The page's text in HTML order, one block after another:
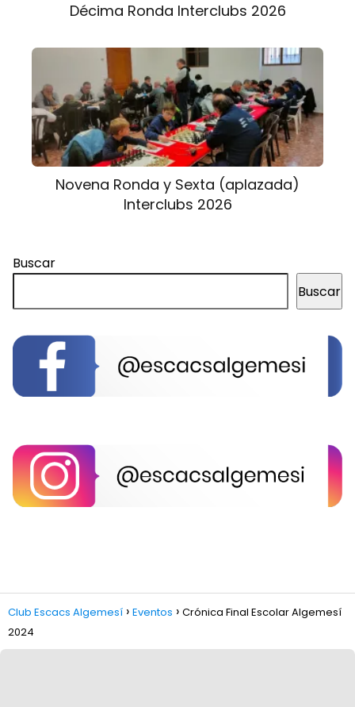
Décima Ronda Interclubs 2026
Novena Ronda y Sexta (aplazada)
Interclubs 2026
Buscar
Buscar
Club Escacs Algemesí Eventos
Crónica Final Escolar Algemesí
2024